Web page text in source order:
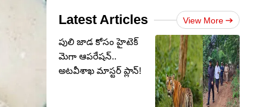
Latest Articles View More
పులి జాడ కోసం హైటెక్
మెగా ఆపరేషన్..
అటవీశాఖ మాస్టర్‌ ప్లాన్‌!